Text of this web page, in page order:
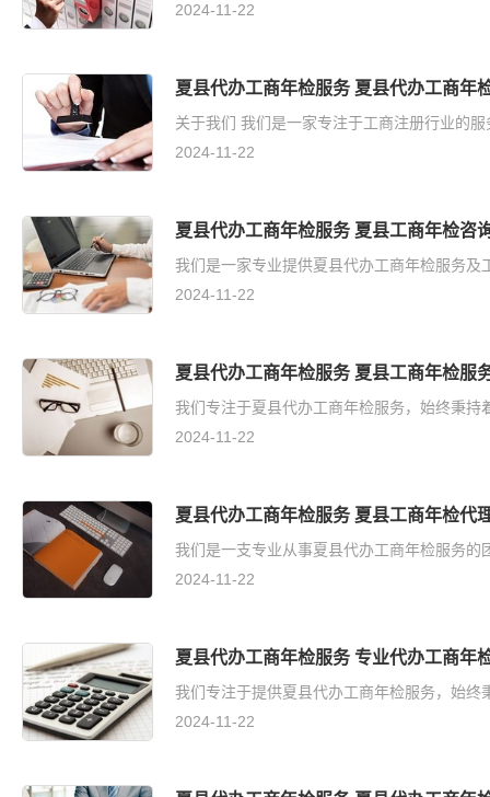
2024-11-22
夏县代办工商年检服务 夏县代办工商年
关于我们 我们是一家专注于工商注册行业的
2024-11-22
夏县代办工商年检服务 夏县工商年检咨
我们是一家专业提供夏县代办工商年检服务
2024-11-22
夏县代办工商年检服务 夏县工商年检服
我们专注于夏县代办工商年检服务，始终秉持
2024-11-22
夏县代办工商年检服务 夏县工商年检代
我们是一支专业从事夏县代办工商年检服务
2024-11-22
夏县代办工商年检服务 专业代办工商年
我们专注于提供夏县代办工商年检服务，始终
2024-11-22